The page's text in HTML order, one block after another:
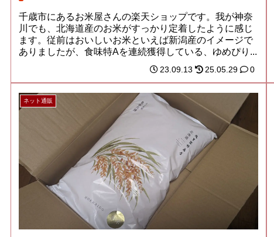
千歳市にあるお米屋さんの楽天ショップです。我が神奈
川でも、北海道産のお米がすっかり定着したように感じ
ます。従前はおいしいお米といえば新潟産のイメージで
ありましたが、食味特Aを連続獲得している、ゆめぴり...
23.09.13 25.05.29 0
ネット通販